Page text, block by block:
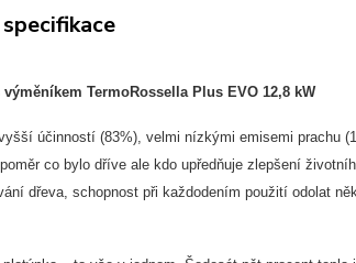
výměníkem TermoRossella Plus EVO 12,8 kW
účinností (83%), velmi nízkými emisemi prachu
co bylo dříve ale kdo upředňuje zlepšení
dřeva, schopnost při každodením použití odolat